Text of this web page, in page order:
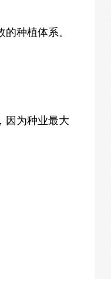
种植体系。
因为种业最大